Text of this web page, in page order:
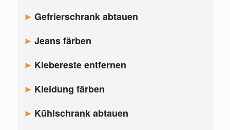
Gefrierschrank abtauen
Jeans färben
Klebereste entfernen
Kleidung färben
Kühlschrank abtauen